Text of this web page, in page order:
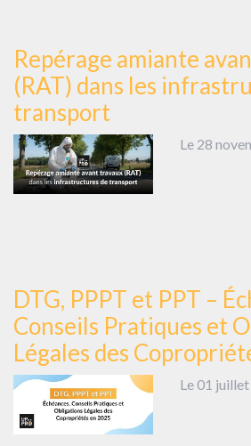
Repérage amiante
(RAT) dans les
transport
Le 28
DTG, PPPT et PPT –
Conseils Pratiques et
Légales des
Le 01